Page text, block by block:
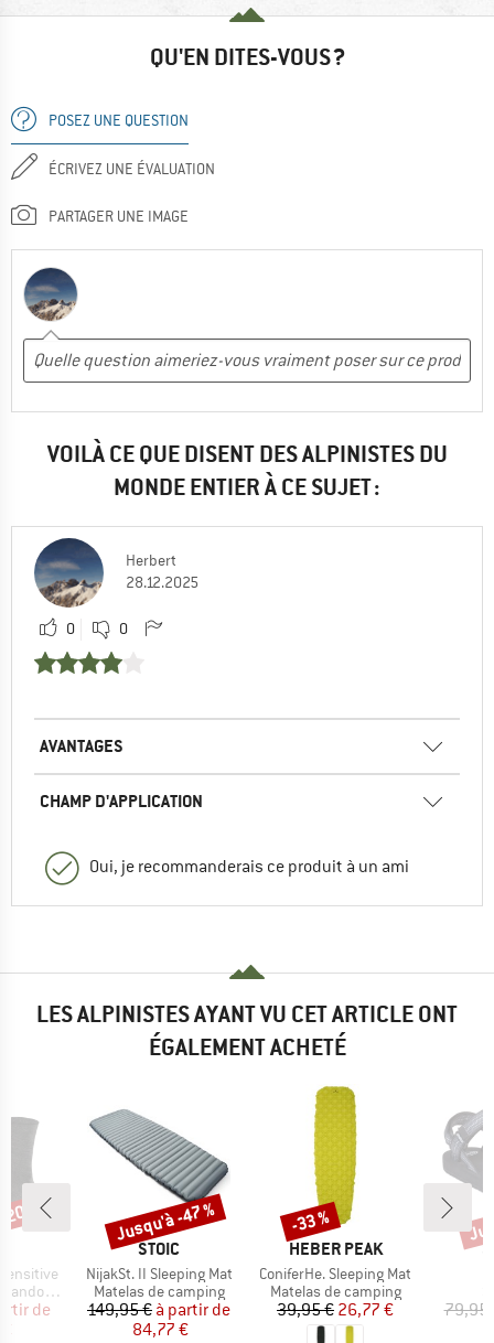
QU'EN DITES-VOUS ?
POSEZ UNE QUESTION
ÉCRIVEZ UNE ÉVALUATION
PARTAGER UNE IMAGE
VOILÀ CE QUE DISENT DES ALPINISTES DU
MONDE ENTIER À CE SUJET :
Herbert
28.12.2025
0 0
AVANTAGES
CHAMP D'APPLICATION
Oui, je recommanderais ce produit à un ami
LES ALPINISTES AYANT VU CET ARTICLE ONT
ÉGALEMENT ACHETÉ
réduit
de
%
MARQUE
STOIC
Article
NijakSt. II Sleeping Mat
Product group
Matelas de camping
Prix
149,95 € Prix réduit
à partir de
84,77 €
Remise
Jusqu'à -47 %
MARQUE
HEBER PEAK
Article
ConiferHe. Sleeping Mat
Product group
Matelas de camping
Prix
39,95 €Prix réduit
26,77 €
Remise
-33 %
79,95